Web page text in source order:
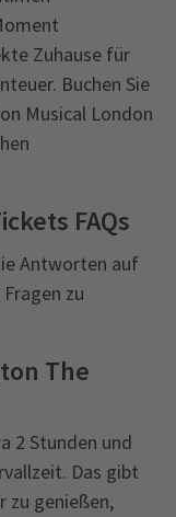
Zuhause für
Buchen Sie
Musical London
FAQs
Antworten auf
zu
The
2 Stunden und
Das gibt
zu genießen,